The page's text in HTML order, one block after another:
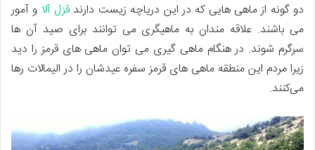
دو گونه از ماهی هایی که در این دریاچه زیست دارندقزل آلا و آمور
می باشند. علاقه مندان به ماهیگری می توانند برای صید آن ها
سرگرم شوند. در هنگام ماهی گیری می توان ماهی های قرمز را دید
زیرا مردم این منطقه ماهی‌ های قرمز سفره عیدشان را در الیمالات رها
می‌کنند.